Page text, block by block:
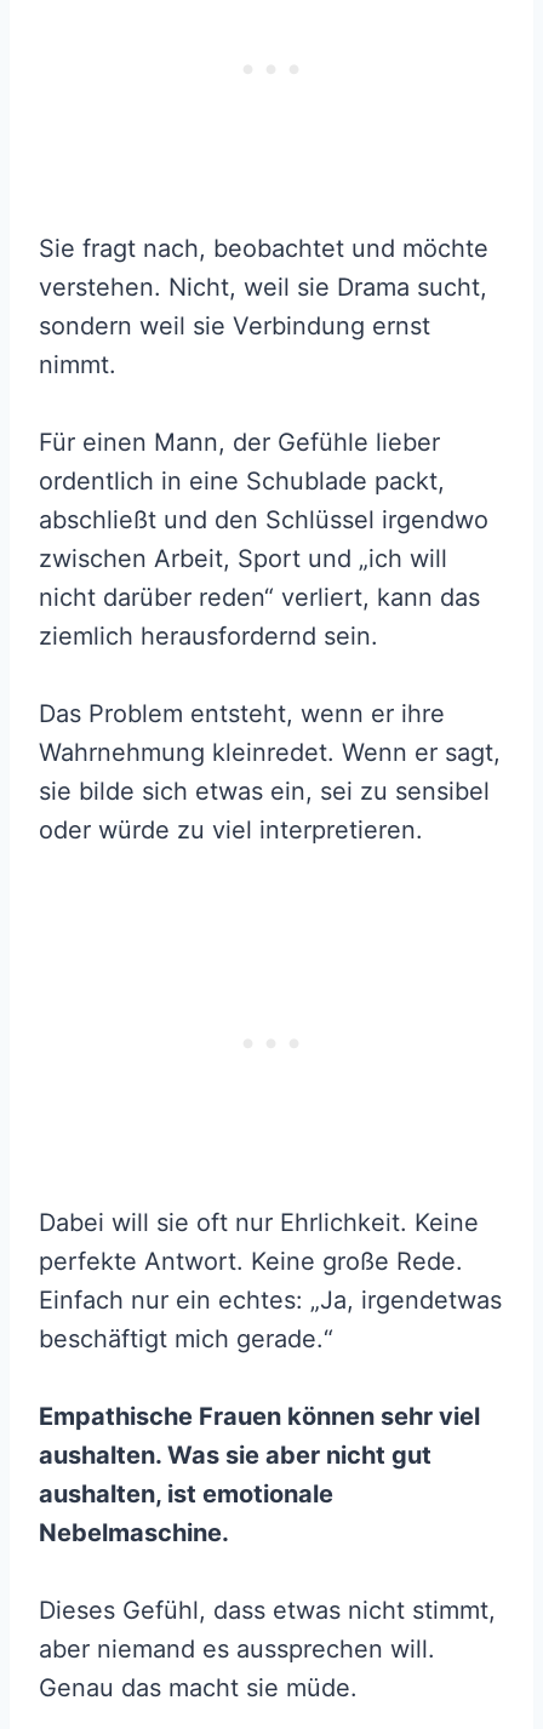
Sie fragt nach, beobachtet und möchte
verstehen. Nicht, weil sie Drama sucht,
sondern weil sie Verbindung ernst
nimmt.
Für einen Mann, der Gefühle lieber
ordentlich in eine Schublade packt,
abschließt und den Schlüssel irgendwo
zwischen Arbeit, Sport und „ich will
nicht darüber reden“ verliert, kann das
ziemlich herausfordernd sein.
Das Problem entsteht, wenn er ihre
Wahrnehmung kleinredet. Wenn er sagt,
sie bilde sich etwas ein, sei zu sensibel
oder würde zu viel interpretieren.
Dabei will sie oft nur Ehrlichkeit. Keine
perfekte Antwort. Keine große Rede.
Einfach nur ein echtes: „Ja, irgendetwas
beschäftigt mich gerade.“
Empathische Frauen können sehr viel
aushalten. Was sie aber nicht gut
aushalten, ist emotionale
Nebelmaschine.
Dieses Gefühl, dass etwas nicht stimmt,
aber niemand es aussprechen will.
Genau das macht sie müde.